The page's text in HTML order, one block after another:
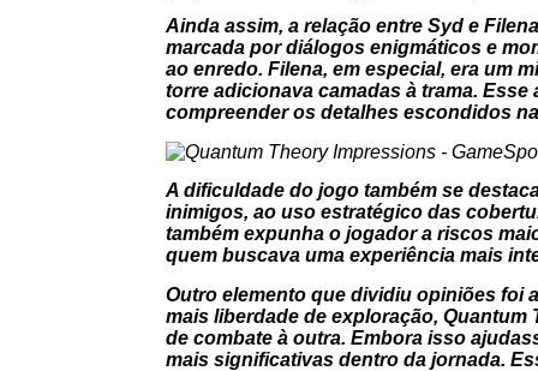
Ainda assim, a relação entre Syd e
marcada por diálogos enigmáticos e
ao enredo. Filena, em especial, era um
torre adicionava camadas à trama.
compreender os detalhes escondidos
A dificuldade do jogo também se
inimigos, ao uso estratégico das
também expunha o jogador a riscos
quem buscava uma experiência mais
Outro elemento que dividiu opiniões foi
mais liberdade de exploração, Quantum
de combate à outra. Embora isso
mais significativas dentro da jornada.